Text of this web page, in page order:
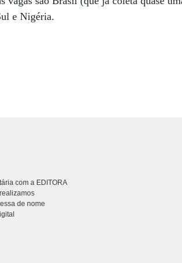
e Nigéria.
com a EDITORA
de nome